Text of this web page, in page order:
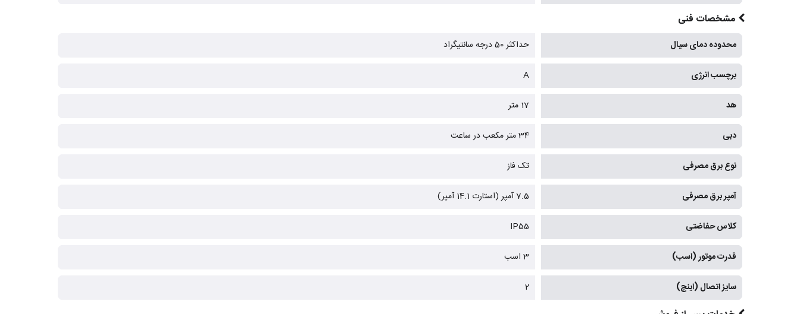
مشخصات فنی
محدوده دمای سیال حداکثر 50 درجه سانتیگراد
برچسب انرژی A
هد 17 متر
دبی 34 متر مکعب در ساعت
نوع برق مصرفی تک فاز
آمپر برق مصرفی 7.5 آمپر (استارت 14.1 آمپر)
کلاس حفاضتی IP55
قدرت موتور (اسب) 3 اسب
سایز اتصال (اینچ) 2